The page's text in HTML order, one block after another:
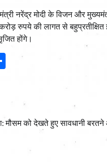
नरेंद्र मोदी के विजन और
रुपये की लागत से
होंगे।
Share
मौसम को देखते हुए सावधानी बरतने